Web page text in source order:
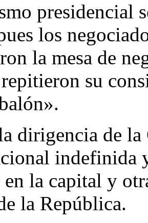
presidencial
los
la mesa de
su
dirigencia de
indefinida
la capital y
la República.